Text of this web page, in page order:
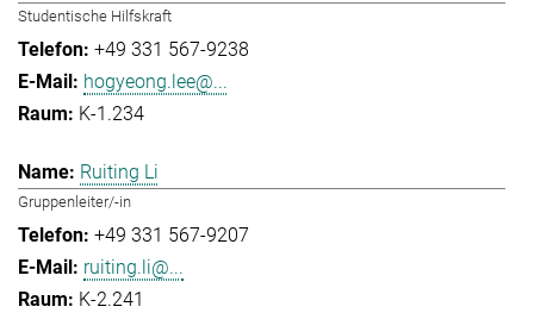
Studentische Hilfskraft
+49 331 567-9238
hogyeong.lee@...
K-1.234
Ruiting Li
Gruppenleiter/-in
+49 331 567-9207
ruiting.li@...
K-2.241